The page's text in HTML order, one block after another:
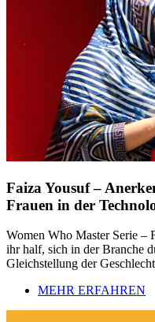
Faiza Yousuf –
Frauen in der
Women Who Master Serie –
ihr half, sich in der Branche
Gleichstellung der
MEHR ERFAHREN